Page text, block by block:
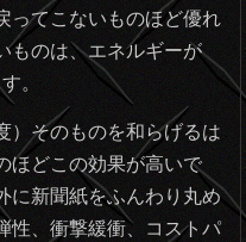
ってこないものほど優れ
ものは、エネルギーが
。
そのものを和らげるは
ほどこの効果が高いで
新聞紙をふんわり丸め
性、衝撃緩衝、コストパ